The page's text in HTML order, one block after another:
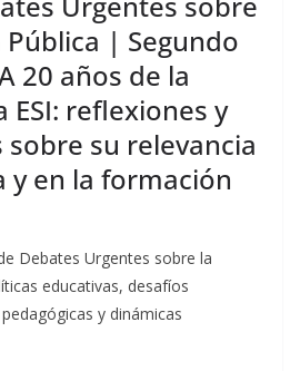
Pública | Segundo
20 años de la
ESI: reflexiones y
su relevancia
y en la formación
Debates Urgentes sobre la
educativas, desafíos
y dinámicas